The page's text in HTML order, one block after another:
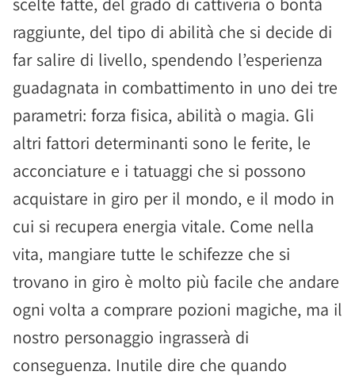
raggiunte, del tipo di abilità che si decide di
far salire di livello, spendendo l’esperienza
guadagnata in combattimento in uno dei tre
parametri: forza fisica, abilità o magia. Gli
altri fattori determinanti sono le ferite, le
acconciature e i tatuaggi che si possono
acquistare in giro per il mondo, e il modo in
cui si recupera energia vitale. Come nella
vita, mangiare tutte le schifezze che si
trovano in giro è molto più facile che andare
ogni volta a comprare pozioni magiche, ma il
nostro personaggio ingrasserà di
conseguenza. Inutile dire che quando